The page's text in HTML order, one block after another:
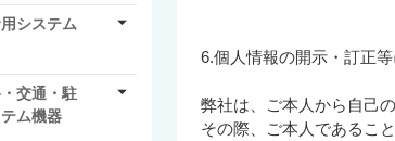
6.個人情報の開示・訂正
弊社は、ご本人から自己
その際、ご本人であるこ
システム
交通・駐
ム機器